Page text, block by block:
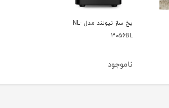
یخ ساز نیولند مدل NL-
3056BL
ناموجود